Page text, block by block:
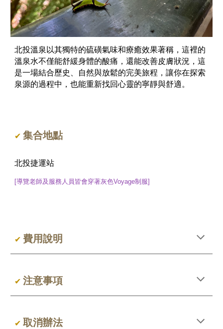
北投溫泉以其獨特的硫磺氣味和療癒效果著稱，這裡的
溫泉水不僅能舒緩身體的酸痛，還能改善皮膚狀況，這
是一場結合歷史、自然與放鬆的完美旅程，讓你在探索
泉源的過程中，也能重新找回心靈的寧靜與舒適。
✔集合地點
北投捷運站
[導覽老師及服務人員皆會穿著灰色Voyage制服]
✔費用說明
✔注意事項
✔取消辦法